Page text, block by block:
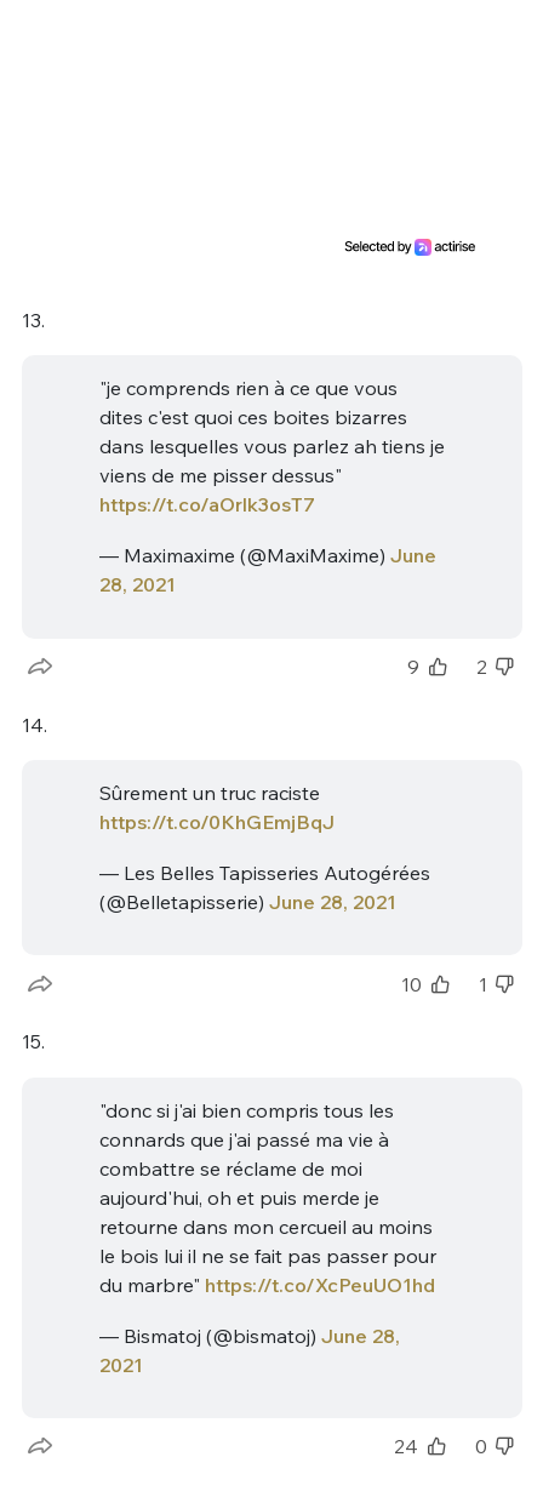
13.
"je comprends rien à ce que vous
dites c'est quoi ces boites bizarres
dans lesquelles vous parlez ah tiens je
viens de me pisser dessus"
https://t.co/aOrlk3osT7
— Maximaxime (@MaxiMaxime) June
28, 2021
9 2
14.
Sûrement un truc raciste
https://t.co/0KhGEmjBqJ
— Les Belles Tapisseries Autogérées
(@Belletapisserie) June 28, 2021
10 1
15.
"donc si j'ai bien compris tous les
connards que j'ai passé ma vie à
combattre se réclame de moi
aujourd'hui, oh et puis merde je
retourne dans mon cercueil au moins
le bois lui il ne se fait pas passer pour
du marbre" https://t.co/XcPeuUO1hd
— Bismatoj (@bismatoj) June 28,
2021
24 0